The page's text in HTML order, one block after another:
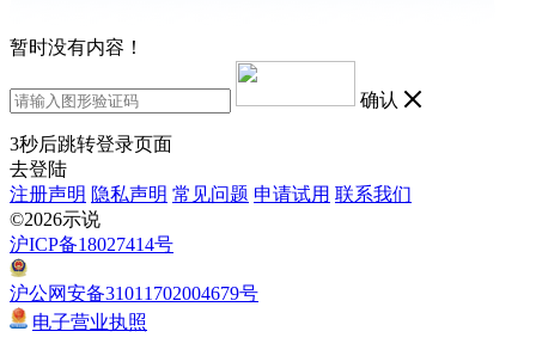
暂时没有内容！
确认
3秒后跳转登录页面
去登陆
注册声明 隐私声明 常见问题 申请试用 联系我们
©2026示说
沪ICP备18027414号
沪公网安备31011702004679号
电子营业执照